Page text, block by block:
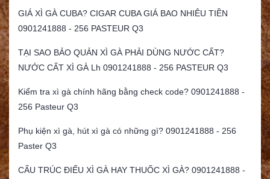
GIÁ XÌ GÀ CUBA? CIGAR CUBA GIÁ BAO NHIÊU TIỀN
0901241888 - 256 PASTEUR Q3
TẠI SAO BẢO QUẢN XÌ GÀ PHẢI DÙNG NƯỚC CẤT?
NƯỚC CẤT XÌ GÀ Lh 0901241888 - 256 PASTEUR Q3
Kiểm tra xì gà chính hãng bằng check code? 0901241888 -
256 Pasteur Q3
Phụ kiện xì gà, hút xì gà có những gì? 0901241888 - 256
Paster Q3
CẤU TRÚC ĐIẾU XÌ GÀ HAY THUỐC XÌ GÀ? 0901241888 -